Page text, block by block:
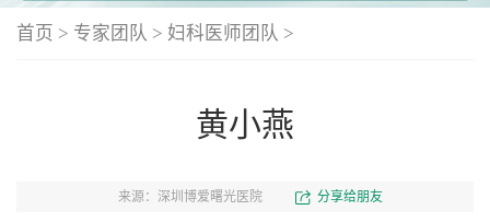
首页 > 专家团队 > 妇科医师团队 >
黄小燕
来源：深圳博爱曙光医院 分享给朋友